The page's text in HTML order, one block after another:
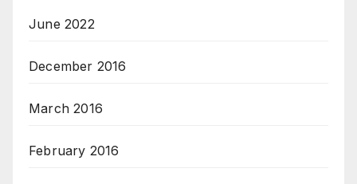
June 2022
December 2016
March 2016
February 2016